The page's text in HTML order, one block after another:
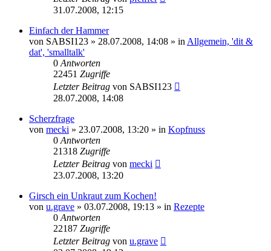
31.07.2008, 12:15
Einfach der Hammer
von SABSI123 » 28.07.2008, 14:08 » in Allgemein, 'dit &
dat', 'smalltalk'
0 Antworten
22451 Zugriffe
Letzter Beitrag von SABSI123
28.07.2008, 14:08
Scherzfrage
von mecki » 23.07.2008, 13:20 » in Kopfnuss
0 Antworten
21318 Zugriffe
Letzter Beitrag von mecki
23.07.2008, 13:20
Girsch ein Unkraut zum Kochen!
von u.grave » 03.07.2008, 19:13 » in Rezepte
0 Antworten
22187 Zugriffe
Letzter Beitrag von u.grave